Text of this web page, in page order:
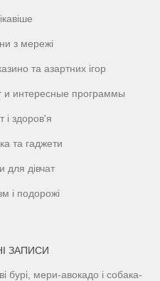
з мережі
та азартних ігор
интересные программы
і здоров'я
та гаджети
для дівчат
і подорожі
ЗАПИСИ
бурі, мери-авокадо і собака-